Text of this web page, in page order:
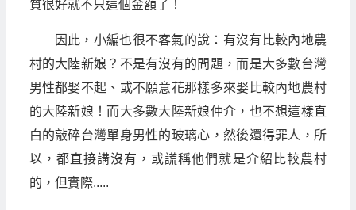
質很好就不只這個金額了！
因此，小編也很不客氣的說：有沒有比較內地農
村的大陸新娘？不是有沒有的問題，而是大多數台灣
男性都娶不起、或不願意花那樣多來娶比較內地農村
的大陸新娘！而大多數大陸新娘仲介，也不想這樣直
白的敲碎台灣單身男性的玻璃心，然後還得罪人，所
以，都直接講沒有，或謊稱他們就是介紹比較農村
的，但實際.....